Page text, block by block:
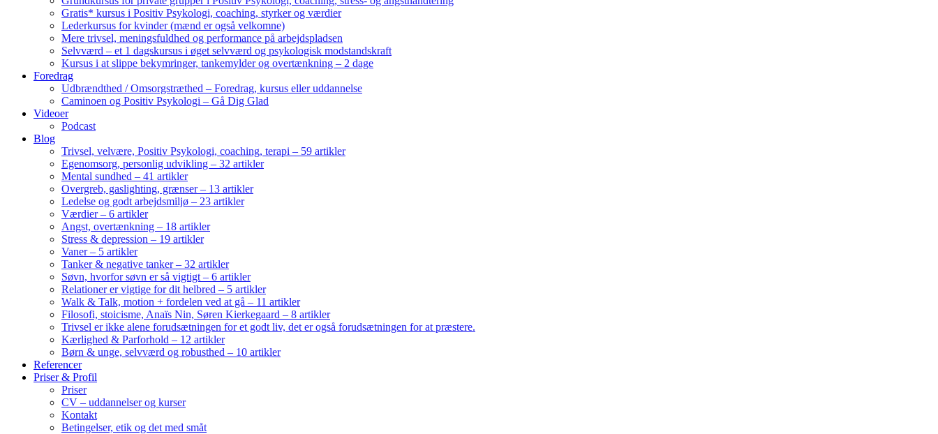
Gratis* kursus i Positiv Psykologi, coaching, styrker og værdier
Lederkursus for kvinder (mænd er også velkomne)
Mere trivsel, meningsfuldhed og performance på arbejdspladsen
Selvværd – et 1 dagskursus i øget selvværd og psykologisk modstandskraft
Kursus i at slippe bekymringer, tankemylder og overtænkning – 2 dage
Foredrag
Udbrændthed / Omsorgstræthed – Foredrag, kursus eller uddannelse
Caminoen og Positiv Psykologi – Gå Dig Glad
Videoer
Podcast
Blog
Trivsel, velvære, Positiv Psykologi, coaching, terapi – 59 artikler
Egenomsorg, personlig udvikling – 32 artikler
Mental sundhed – 41 artikler
Overgreb, gaslighting, grænser – 13 artikler
Ledelse og godt arbejdsmiljø – 23 artikler
Værdier – 6 artikler
Angst, overtænkning – 18 artikler
Stress & depression – 19 artikler
Vaner – 5 artikler
Tanker & negative tanker – 32 artikler
Søvn, hvorfor søvn er så vigtigt – 6 artikler
Relationer er vigtige for dit helbred – 5 artikler
Walk & Talk, motion + fordelen ved at gå – 11 artikler
Filosofi, stoicisme, Anaïs Nin, Søren Kierkegaard – 8 artikler
Trivsel er ikke alene forudsætningen for et godt liv, det er også forudsætningen for at præstere.
Kærlighed & Parforhold – 12 artikler
Børn & unge, selvværd og robusthed – 10 artikler
Referencer
Priser & Profil
Priser
CV – uddannelser og kurser
Kontakt
Betingelser, etik og det med småt